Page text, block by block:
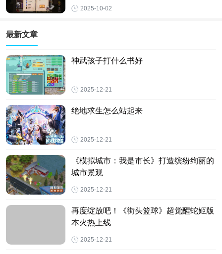
2025-10-02
最新文章
神武孩子打什么书好
2025-12-21
绝地求生怎么站起来
2025-12-21
《模拟城市：我是市长》打造缤纷绚丽的
城市景观
2025-12-21
再度绽放吧！《街头篮球》超觉醒蛇姬版
本火热上线
2025-12-21